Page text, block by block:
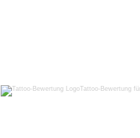
Tattoo-Bewertung